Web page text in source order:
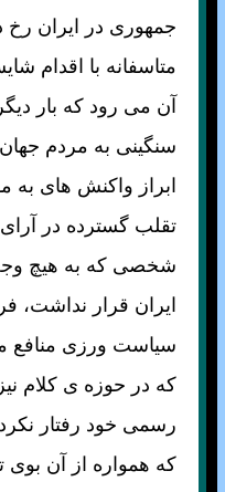
جمهوری در ايران رخ
متاسفانه با اقدام
آن می رود كه بار
سنگينی به مردم
ابراز واكنش های به
تقلب گسترده در
شخصی كه به هيچ وجه
ايران قرار نداشت،
سياست ورزی منافع
كه در حوزه ی كلام
رسمی خود رفتار
كه همواره از آن